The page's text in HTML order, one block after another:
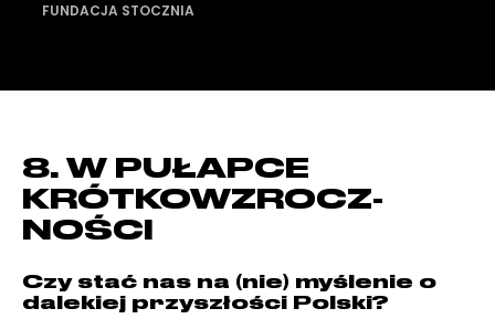
FUNDACJA STOCZNIA
8. W PUŁAPCE
KRÓTKOWZROCZ-
NOŚCI
Czy stać nas na (nie) myślenie o
dalekiej przyszłości Polski?